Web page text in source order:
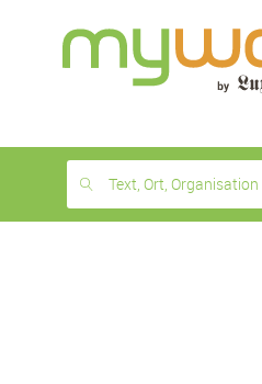
month
free
Text, Ort, Organisation